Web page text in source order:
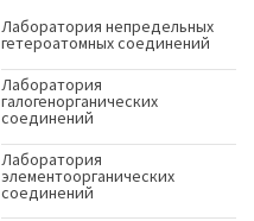
Лаборатория непредельных
гетероатомных соединений
Лаборатория
галогенорганических
соединений
Лаборатория
элементоорганических
соединений